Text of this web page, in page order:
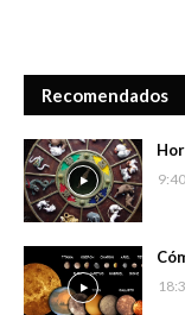
Recomendados
9:40